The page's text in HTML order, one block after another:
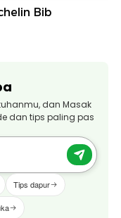
Bib
dan Masak
dan tips paling pas
Tips dapur